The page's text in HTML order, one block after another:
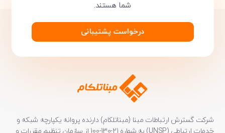
شما هستند.
درخواست پشتیبانی
شرکت گسترش ارتباطات مبنا (مبناتلکام) دارنده پروانه یکپارچه شبکه و
کد ارسال شده را وارد کنید
دریافت مجدد کد: